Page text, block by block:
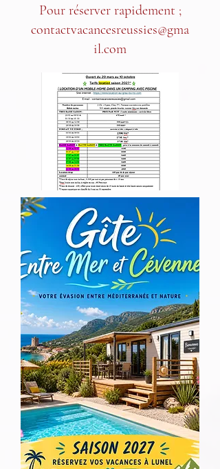
Pour réserver rapidement ;
contactvacancesreussies@gma
il.com